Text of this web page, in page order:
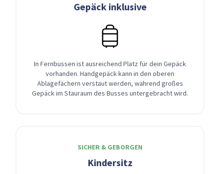
Gepäck inklusive
In Fernbussen ist ausreichend Platz für dein Gepäck
vorhanden. Handgepäck kann in den oberen
Ablagefächern verstaut werden, während großes
Gepäck im Stauraum des Busses untergebracht wird.
SICHER & GEBORGEN
Kindersitz